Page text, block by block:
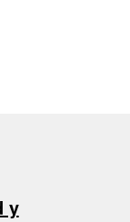
y